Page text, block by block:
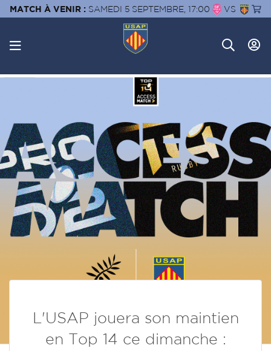
MATCH À VENIR : SAMEDI 5 SEPTEMBRE, 17:00 VS
L'USAP jouera son maintien
en Top 14 ce dimanche :